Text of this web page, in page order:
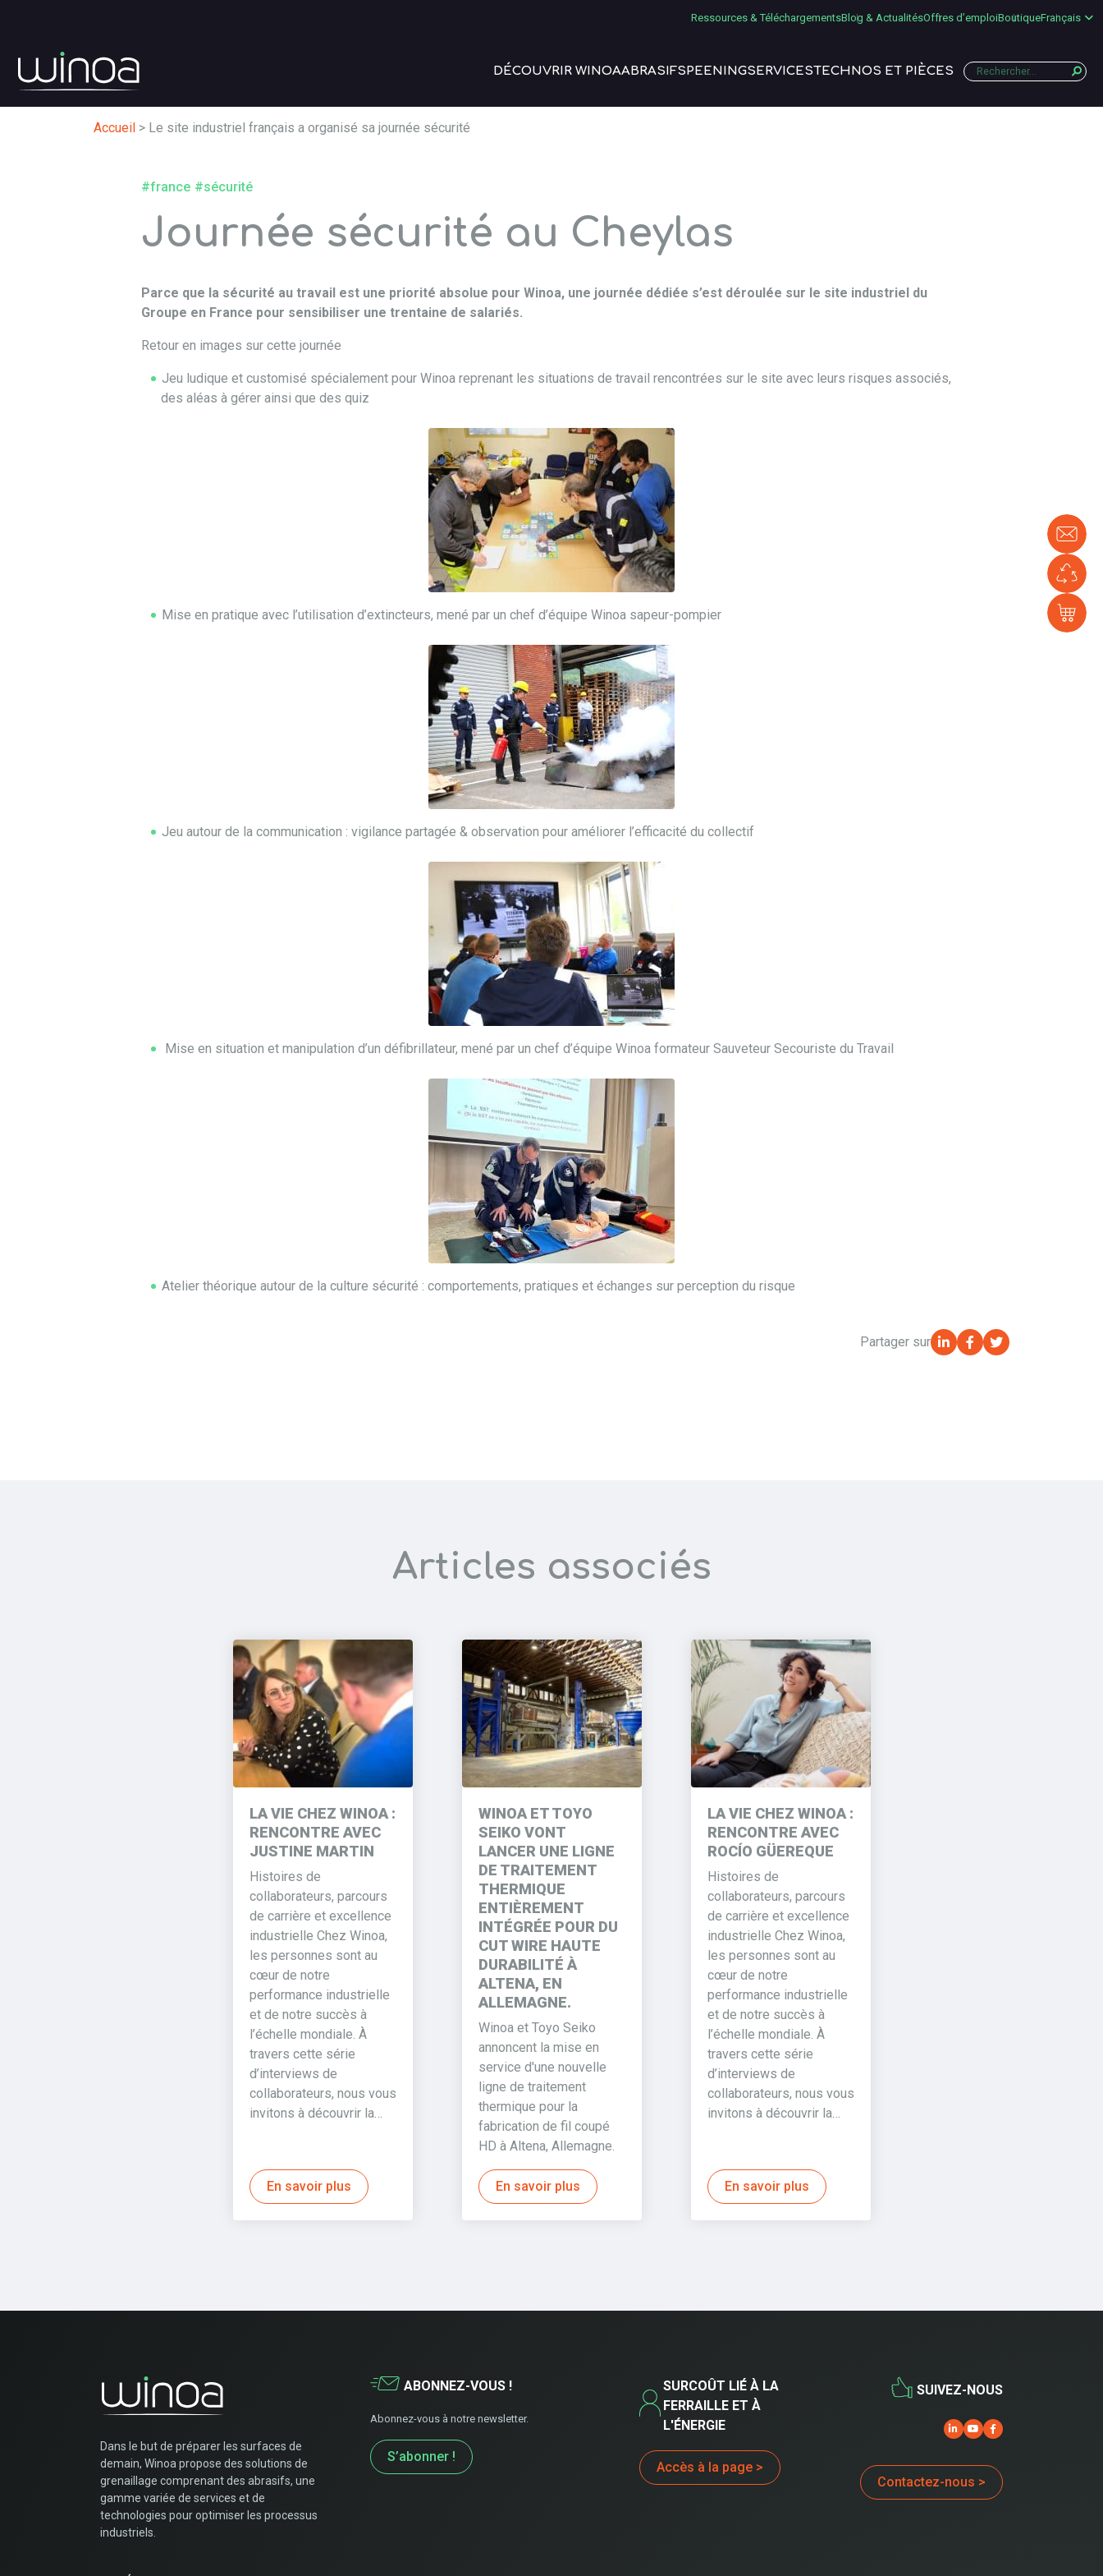
Ressources & TéléchargementsBlog & ActualitésOffres d’emploiBoutiqueFrançais
DÉCOUVRIR WINOAABRASIFSPEENINGSERVICESTECHNOS ET PIÈCES
Accueil > Le site industriel français a organisé sa journée sécurité
#france #sécurité
Journée sécurité au Cheylas
Parce que la sécurité au travail est une priorité absolue pour Winoa, une journée dédiée s’est déroulée sur le site industriel du
Groupe en France pour sensibiliser une trentaine de salariés.
Retour en images sur cette journée
Jeu ludique et customisé spécialement pour Winoa reprenant les situations de travail rencontrées sur le site avec leurs risques associés,
des aléas à gérer ainsi que des quiz
Mise en pratique avec l’utilisation d’extincteurs, mené par un chef d’équipe Winoa sapeur-pompier
Jeu autour de la communication : vigilance partagée & observation pour améliorer l’efficacité du collectif
Mise en situation et manipulation d’un défibrillateur, mené par un chef d’équipe Winoa formateur Sauveteur Secouriste du Travail
Atelier théorique autour de la culture sécurité : comportements, pratiques et échanges sur perception du risque
Partager sur
Articles associés
LA VIE CHEZ WINOA :
RENCONTRE AVEC
JUSTINE MARTIN
Histoires de
collaborateurs, parcours
de carrière et excellence
industrielle Chez Winoa,
les personnes sont au
cœur de notre
performance industrielle
et de notre succès à
l’échelle mondiale. À
travers cette série
d’interviews de
collaborateurs, nous vous
invitons à découvrir la…
En savoir plus
WINOA ET TOYO
SEIKO VONT
LANCER UNE LIGNE
DE TRAITEMENT
THERMIQUE
ENTIÈREMENT
INTÉGRÉE POUR DU
CUT WIRE HAUTE
DURABILITÉ À
ALTENA, EN
ALLEMAGNE.
Winoa et Toyo Seiko
annoncent la mise en
service d'une nouvelle
ligne de traitement
thermique pour la
fabrication de fil coupé
HD à Altena, Allemagne.
En savoir plus
LA VIE CHEZ WINOA :
RENCONTRE AVEC
ROCÍO GÜEREQUE
Histoires de
collaborateurs, parcours
de carrière et excellence
industrielle Chez Winoa,
les personnes sont au
cœur de notre
performance industrielle
et de notre succès à
l’échelle mondiale. À
travers cette série
d’interviews de
collaborateurs, nous vous
invitons à découvrir la…
En savoir plus
Dans le but de préparer les surfaces de
demain, Winoa propose des solutions de
grenaillage comprenant des abrasifs, une
gamme variée de services et de
technologies pour optimiser les processus
industriels.
ABONNEZ-VOUS !
Abonnez-vous à notre newsletter.
S’abonner !
SURCOÛT LIÉ À LA
FERRAILLE ET À
L'ÉNERGIE
Accès à la page >
SUIVEZ-NOUS
Contactez-nous >